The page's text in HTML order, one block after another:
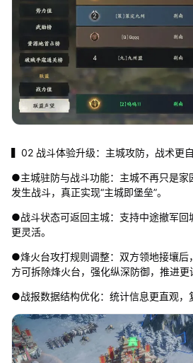
▍02 战斗体验升级：主城攻防，战术更
●主城驻防与战斗功能：主城不再只是家
发生战斗，真正实现“主城即堡垒”。
●战斗状态可返回主城：支持中途撤军回
更灵活。
●烽火台攻打规则调整：双方领地接壤后
方可拆除烽火台，强化纵深防御，推进更
●战报数据结构优化：统计信息更直观，